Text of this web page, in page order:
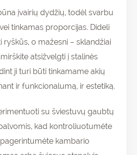
įvairių dydžių, todėl svarbu
tinkamas proporcijas. Dideli
ryškūs, o mažesni – sklandžiai
atsižvelgti į stalinės
ji turi būti tinkamame akių
ir funkcionalumą, ir estetiką.
su šviestuvų gaubtų
kad kontroliuotumėte
kambario